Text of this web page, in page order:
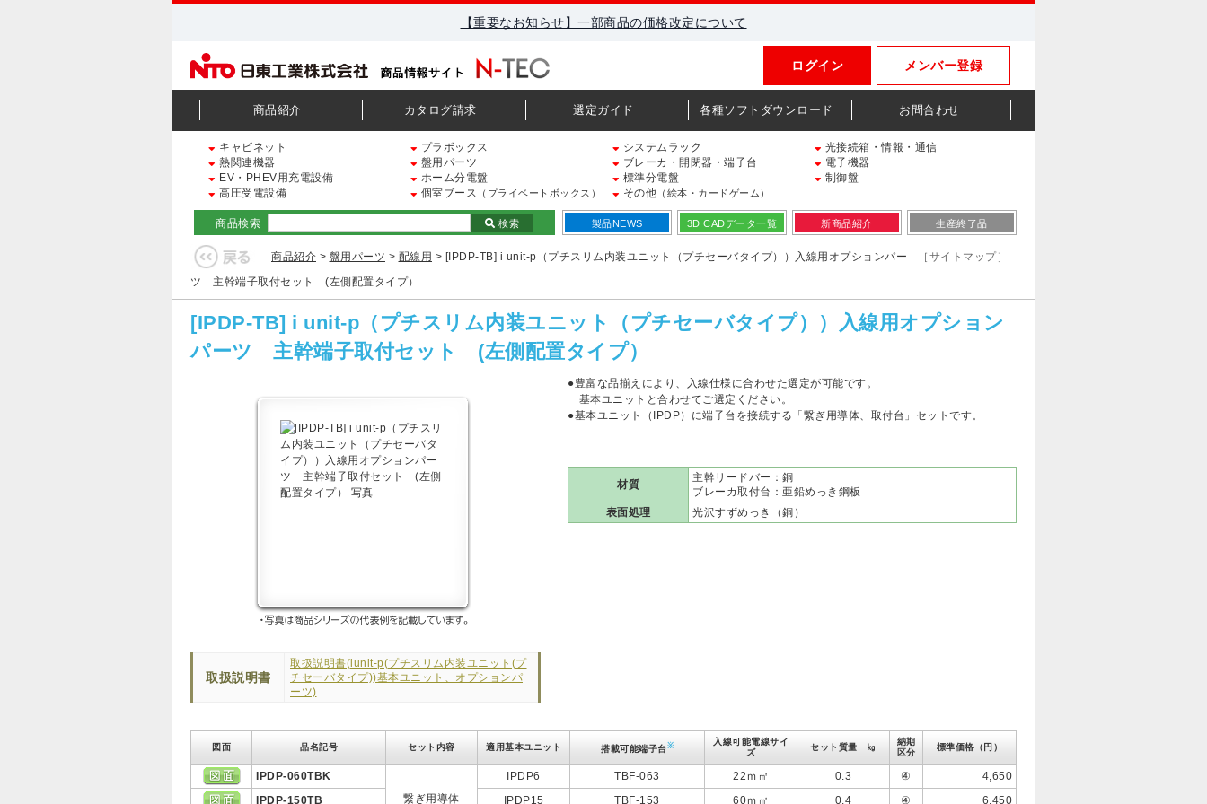
【重要なお知らせ】一部商品の価格改定について
メンバー登録
ログイン
商品紹介 カタログ請求 選定ガイド 各種ソフトダウンロード お問合わせ
キャビネット プラボックス システムラック
光接続箱・情報・通信
熱関連機器
盤用パーツ ブレーカ・開閉器・端子台
電子機器
EV・PHEV用充電設備
ホーム分電盤 標準分電盤
制御盤
高圧受電設備
個室ブース （プライベートボックス） その他 （絵本・カードゲーム）
商品検索 検索 製品NEWS 3D CADデータ一覧 新商品紹介 生産終了品
商品紹介 > 盤用パーツ > 配線用 > [IPDP-TB] i unit-p（プチスリム内装ユニット（プチセーバタイプ））入線用オプションパー
ツ 主幹端子取付セット (左側配置タイプ）
［サイトマップ］
[IPDP-TB] i unit-p（プチスリム内装ユニット（プチセーバタイプ））入線用オプション
パーツ 主幹端子取付セット (左側配置タイプ）
取扱説明書
取扱説明書(iunit-p(プチスリム内装ユニット(プ
チセーバタイプ))基本ユニット、オプションパ
ーツ)
●豊富な品揃えにより、入線仕様に合わせた選定が可能です。
基本ユニットと合わせてご選定ください。
●基本ユニット（IPDP）に端子台を接続する「繋ぎ用導体、取付台」セットです。
材質
主幹リードバー：銅
ブレーカ取付台：亜鉛めっき鋼板
表面処理
光沢すずめっき（銅）
図面 品名記号 セット内容 適用基本ユニット 搭載可能端子台※
入線可能電線サイ
ズ
セット質量 ㎏
納期
区分
標準価格（円）
IPDP-060TBK
繋ぎ用導体
IPDP6 TBF-063 22ｍ㎡ 0.3 ④
4,650
IPDP-150TB
IPDP15 TBF-153 60ｍ㎡ 0.4 ④ 6,450